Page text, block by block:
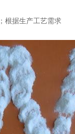
根据生产工艺需求